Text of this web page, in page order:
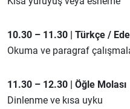
10.30 – 11.30 | Türkçe /
Okuma ve paragraf
11.30 – 12.30 | Öğle Molası
Dinlenme ve kısa uyku